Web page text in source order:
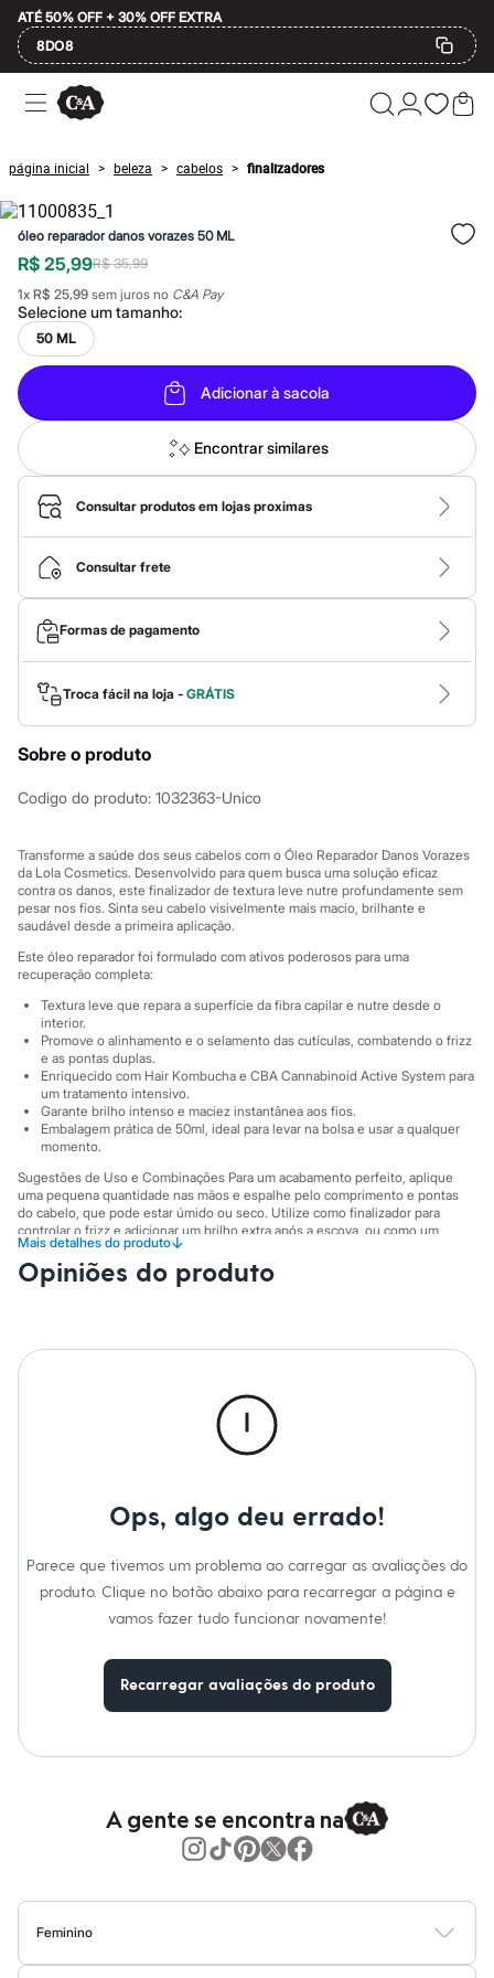
ATÉ 50% OFF + 30% OFF EXTRA
8DO8
Ofertas
Compre por Departamento
Masculino
Infantil
Calçados
Mindse7
Plus Size
Até 20% off
Até 40% off
Até 60% off
A partir de 60% off
Feminino
Em alta
Inverno
Alfaiataria
Novidades
Roupas
Blusas e Camisetas
Básicos
Calças
Casacos e Jaquetas
Jeans
Macacões
Saias
Shorts e Bermudas
Vestidos
Acessórios
Bolsas
Bonés e Chapéus
Bijoux
Cintos
Relógios
Botas
Sandálias
Sapatilhas
Tênis
Marcas
City
Clock House
Mindset
Sawary
Yessica
Moda esportiva
Acessórios
Blusas
Calçados
Leggings
Shorts e Bermudas
Tops
Moda íntima
Calcinhas
Cintas e Modeladores
Meias
Pijamas
Sutiãs e Tops
Moda praia
Saídas de praia
Personagens
Shorts e Saias
Em alta
Dia dos Pais
Camisetas e Regatas
Casacos e Jaquetas
Bolsas e Mochilas
Óculos
Relógios
Botas
página inicial > beleza > cabelos > finalizadores
óleo reparador danos vorazes 50 ML
R$ 25,99R$ 35,99
1x R$ 25,99 sem juros no C&A Pay
Selecione umtamanho:
50 ML
Adicionar à sacola
Encontrar similares
Consultar produtos em lojas proximas
Consultar frete
Formas de pagamento
Troca fácil na loja - GRÁTIS
Sobre o produto
Codigo do produto: 1032363-Unico
Transforme a saúde dos seus cabelos com o Óleo Reparador Danos Vorazes
da Lola Cosmetics. Desenvolvido para quem busca uma solução eficaz
contra os danos, este finalizador de textura leve nutre profundamente sem
pesar nos fios. Sinta seu cabelo visivelmente mais macio, brilhante e
saudável desde a primeira aplicação.
Este óleo reparador foi formulado com ativos poderosos para uma
recuperação completa:
Textura leve que repara a superfície da fibra capilar e nutre desde o
interior.
Promove o alinhamento e o selamento das cutículas, combatendo o frizz
e as pontas duplas.
Enriquecido com Hair Kombucha e CBA Cannabinoid Active System para
um tratamento intensivo.
Garante brilho intenso e maciez instantânea aos fios.
Embalagem prática de 50ml, ideal para levar na bolsa e usar a qualquer
momento.
Sugestões de Uso e Combinações Para um acabamento perfeito, aplique
uma pequena quantidade nas mãos e espalhe pelo comprimento e pontas
do cabelo, que pode estar úmido ou seco. Utilize como finalizador para
controlar o frizz e adicionar um brilho extra após a escova, ou como um
tratamento nutritivo diário para manter os fios protegidos e saudáveis.
A gente se encontra na C&A! ❤
Mais detalhes do produto↓
Opiniões do produto
Ops, algo deu errado!
Parece que tivemos um problema ao carregar as avaliações do
produto. Clique no botão abaixo para recarregar a página e
vamos fazer tudo funcionar novamente!
Recarregar avaliações do produto
A gente se encontra na
Feminino
BlusasCalçasVestidosSaiasCasacosModa PraiaModa Íntima